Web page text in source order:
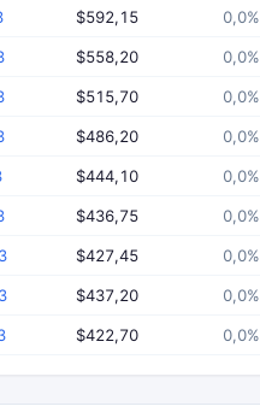
$592,15 0,0%
$558,20 0,0%
$515,70 0,0%
$486,20 0,0%
$444,10 0,0%
$436,75 0,0%
$427,45 0,0%
$437,20 0,0%
$422,70 0,0%